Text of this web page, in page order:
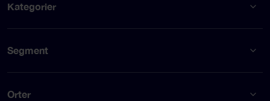
Kategorier
Segment
Orter